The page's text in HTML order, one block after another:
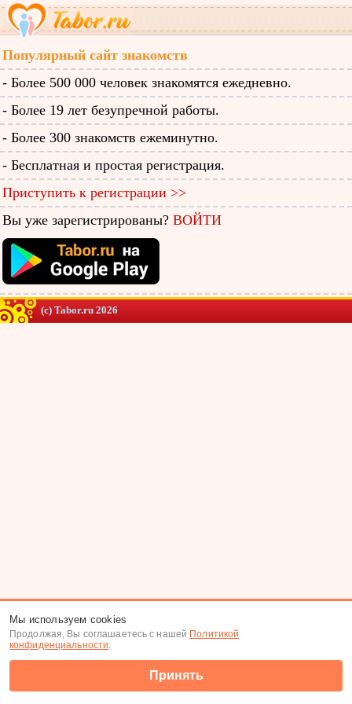
Популярный сайт знакомств
- Более 500 000 человек знакомятся ежедневно.
- Более 19 лет безупречной работы.
- Более 300 знакомств ежеминутно.
- Бесплатная и простая регистрация.
Приступить к регистрации >>
Вы уже зарегистрированы? ВОЙТИ
(c) Tabor.ru 2026
Мы используем cookies
Продолжая, Вы соглашаетесь с нашей Политикой
конфиденциальности.
Принять